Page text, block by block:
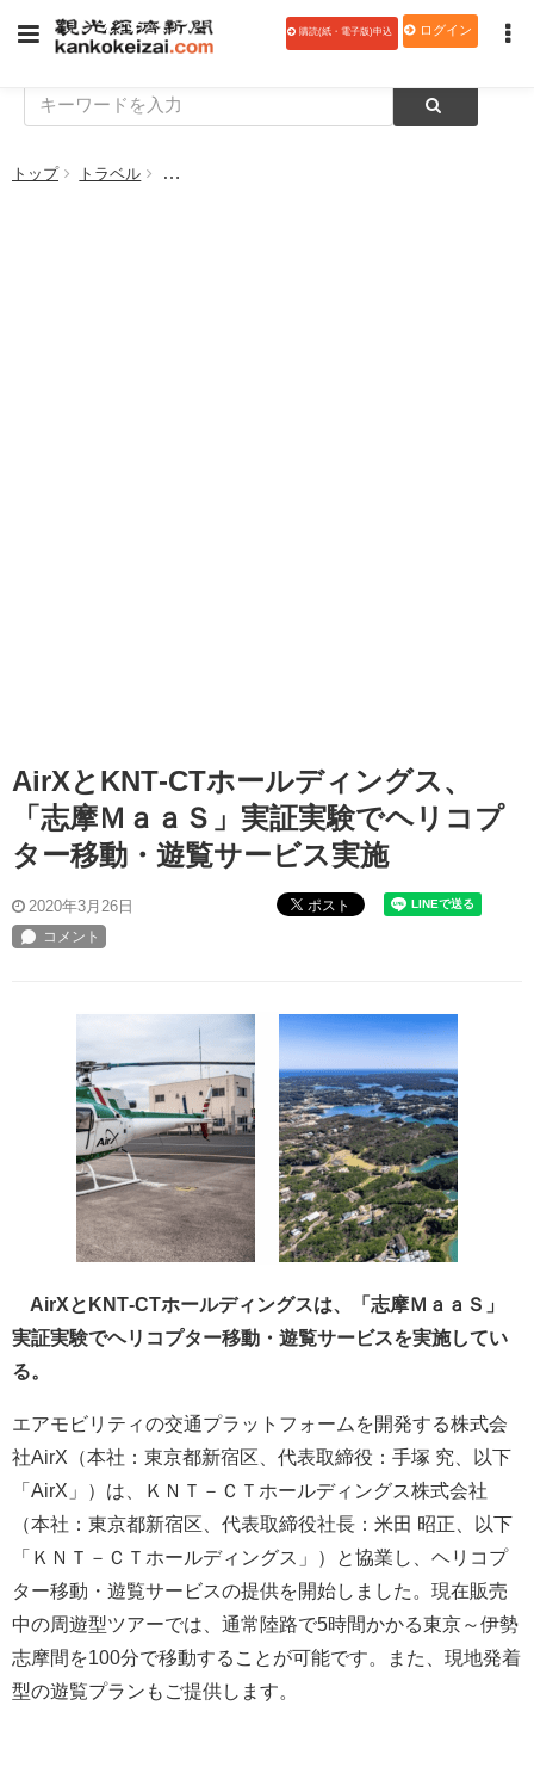
購読(紙・電子版)申込 ログイン
トップ トラベル AirXとKNT‐CTホールディングス、「志摩ＭａａＳ
AirXとKNT‐CTホールディングス、
「志摩ＭａａＳ」実証実験でヘリコプ
ター移動・遊覧サービス実施
2020年3月26日 ポスト
AirXとKNT‐CTホールディングスは、「志摩ＭａａＳ」
実証実験でヘリコプター移動・遊覧サービスを実施してい
る。
エアモビリティの交通プラットフォームを開発する株式会
社AirX（本社：東京都新宿区、代表取締役：手塚 究、以下
「AirX」）は、ＫＮＴ－ＣＴホールディングス株式会社
（本社：東京都新宿区、代表取締役社長：米田 昭正、以下
「ＫＮＴ－ＣＴホールディングス」）と協業し、ヘリコプ
ター移動・遊覧サービスの提供を開始しました。現在販売
中の周遊型ツアーでは、通常陸路で5時間かかる東京～伊勢
志摩間を100分で移動することが可能です。また、現地発着
型の遊覧プランもご提供します。